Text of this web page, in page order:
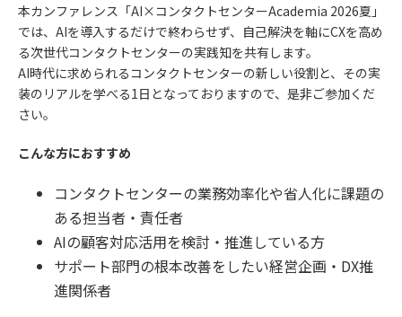
本カンファレンス「AI×コンタクトセンターAcademia 2026夏」
では、AIを導入するだけで終わらせず、自己解決を軸にCXを高め
る次世代コンタクトセンターの実践知を共有します。
AI時代に求められるコンタクトセンターの新しい役割と、その実
装のリアルを学べる1日となっておりますので、是非ご参加くだ
さい。
こんな方におすすめ
コンタクトセンターの業務効率化や省人化に課題の
ある担当者・責任者
AIの顧客対応活用を検討・推進している方
サポート部門の根本改善をしたい経営企画・DX推
進関係者